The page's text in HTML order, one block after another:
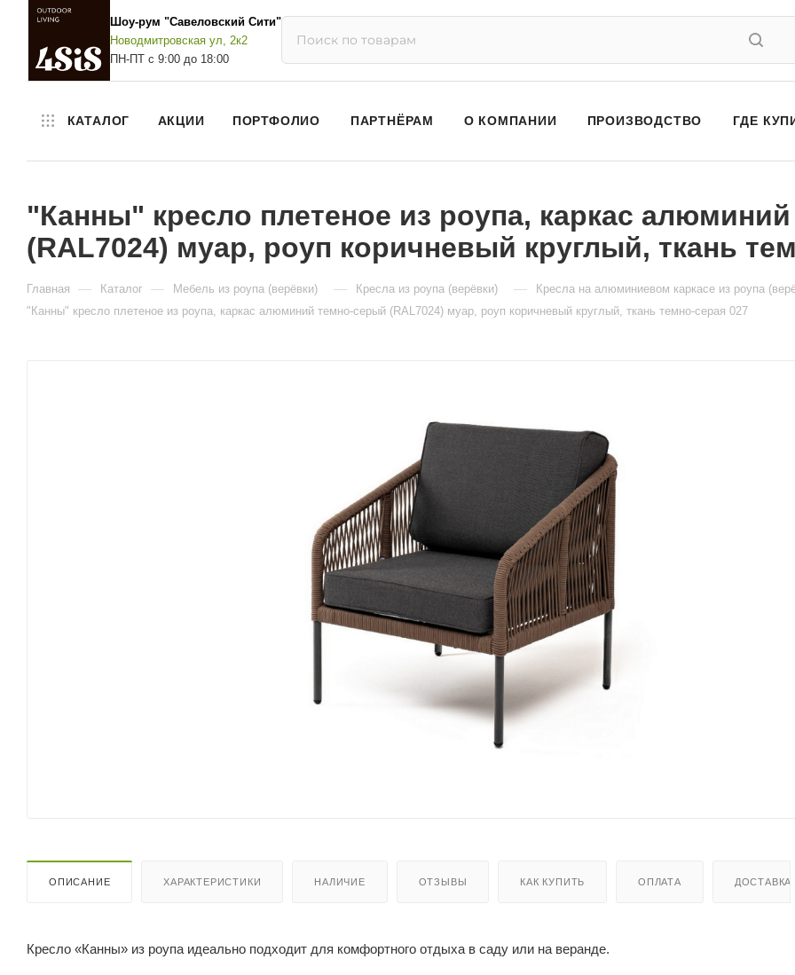
Шоу-рум "Савеловский Сити"
Новодмитровская ул, 2к2
ПН-ПТ с 9:00 до 18:00
КАТАЛОГ АКЦИИ ПОРТФОЛИО ПАРТНЁРАМ О КОМПАНИИ ПРОИЗВОДСТВО ГДЕ
"Канны" кресло плетеное из роупа, каркас
(RAL7024) муар, роуп коричневый круглый, ткань
Главная — Каталог — Мебель из роупа (верёвки) — Кресла из роупа (верёвки) — Кресла на алюминиевом каркасе из роупа
"Канны" кресло плетеное из роупа, каркас алюминий темно-серый (RAL7024) муар, роуп коричневый круглый, ткань темно-серая 027
ОПИСАНИЕ ХАРАКТЕРИСТИКИ НАЛИЧИЕ ОТЗЫВЫ КАК КУПИТЬ ОПЛАТА ДОСТАВКА
Кресло «Канны» из роупа идеально подходит для комфортного отдыха в саду или на веранде.